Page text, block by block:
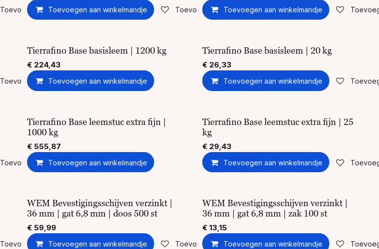
Toevoegen aan verlanglijstToevoegen aan winkelmandje Toevoegen aan verlanglijstToevoegen aan winkelmandje
Toevoegen aan verlanglijst
Tierrafino Base basisleem | 1200 kg
€ 224,43
Toevoegen aan winkelmandje
Tierrafino Base basisleem | 20 kg
€ 26,33
Toevoegen aan winkelmandje
Toevoegen aan verlanglijst
Tierrafino Base leemstuc extra fijn |
1000 kg
€ 555,87
Toevoegen aan winkelmandje
Tierrafino Base leemstuc extra fijn | 25
kg
€ 29,43
Toevoegen aan winkelmandje
Toevoegen aan verlanglijst
WEM Bevestigingsschijven verzinkt |
36 mm | gat 6,8 mm | doos 500 st
€ 59,99
Toevoegen aan winkelmandje Toevoegen aan verlanglijst
WEM Bevestigingsschijven verzinkt |
36 mm | gat 6,8 mm | zak 100 st
€ 13,15
Toevoegen aan winkelmandje